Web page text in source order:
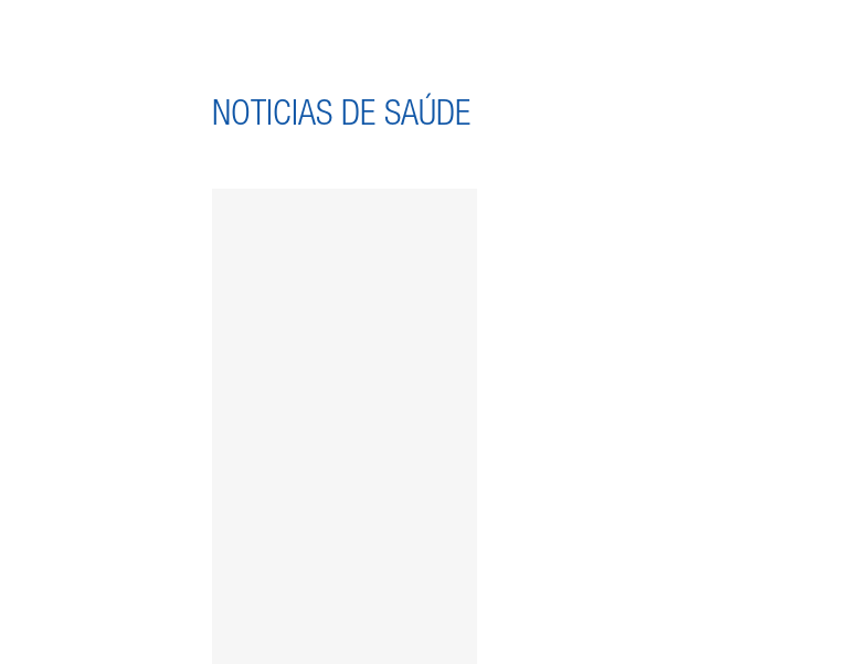
NOTICIAS DE SAÚDE